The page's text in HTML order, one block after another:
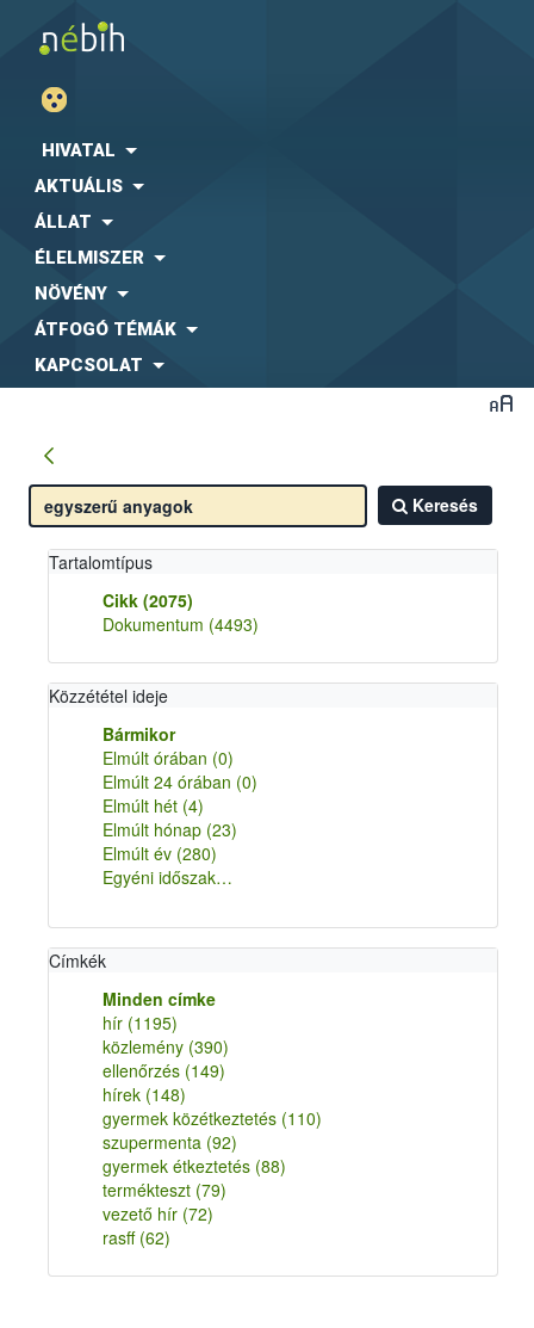
HIVATAL
AKTUÁLIS
ÁLLAT
ÉLELMISZER
NÖVÉNY
ÁTFOGÓ TÉMÁK
KAPCSOLAT
Keresés
Tartalomtípus
Cikk (2075)
Dokumentum (4493)
Közzététel ideje
Bármikor
Elmúlt órában (0)
Elmúlt 24 órában (0)
Elmúlt hét (4)
Elmúlt hónap (23)
Elmúlt év (280)
Egyéni időszak…
Címkék
Minden címke
hír (1195)
közlemény (390)
ellenőrzés (149)
hírek (148)
gyermek közétkeztetés (110)
szupermenta (92)
gyermek étkeztetés (88)
termékteszt (79)
vezető hír (72)
rasff (62)